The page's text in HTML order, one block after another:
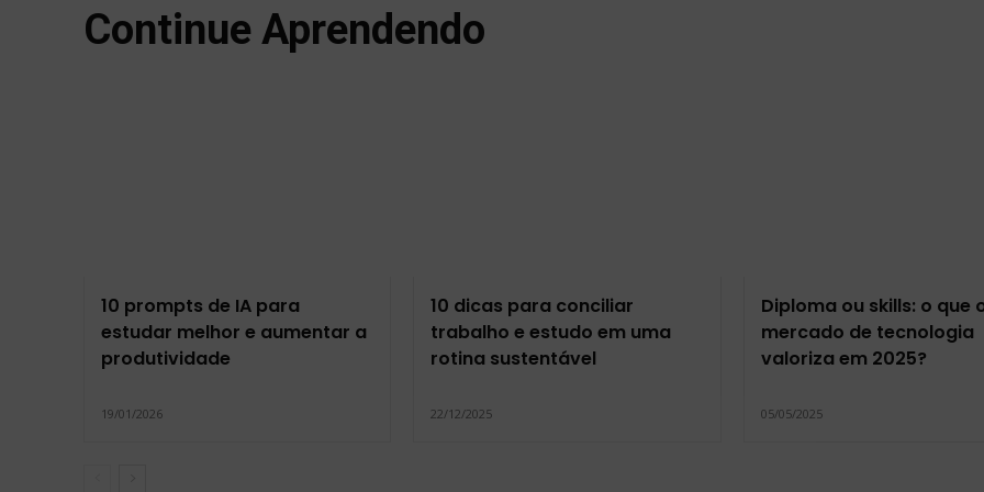
Continue Aprendendo
10 prompts de IA para
estudar melhor e aumentar a
produtividade
19/01/2026
10 dicas para conciliar
trabalho e estudo em uma
rotina sustentável
22/12/2025
Diploma ou skills: o que
mercado de tecnologia
valoriza em 2025?
05/05/2025